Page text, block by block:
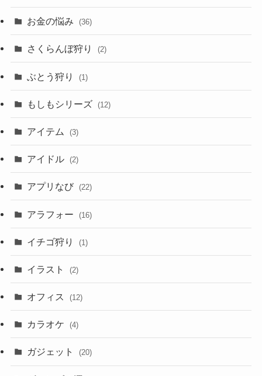
お金の悩み (36)
さくらんぼ狩り (2)
ぶとう狩り (1)
もしもシリーズ (12)
アイテム (3)
アイドル (2)
アプリなび (22)
アラフォー (16)
イチゴ狩り (1)
イラスト (2)
オフィス (12)
カラオケ (4)
ガジェット (20)